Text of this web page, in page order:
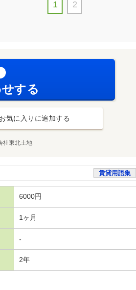
1 2
する
お気に入りに追加する
社東北土地
賃貸用語集
6000円
1ヶ月
-
2年